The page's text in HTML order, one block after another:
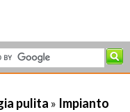
pulita » Impianto